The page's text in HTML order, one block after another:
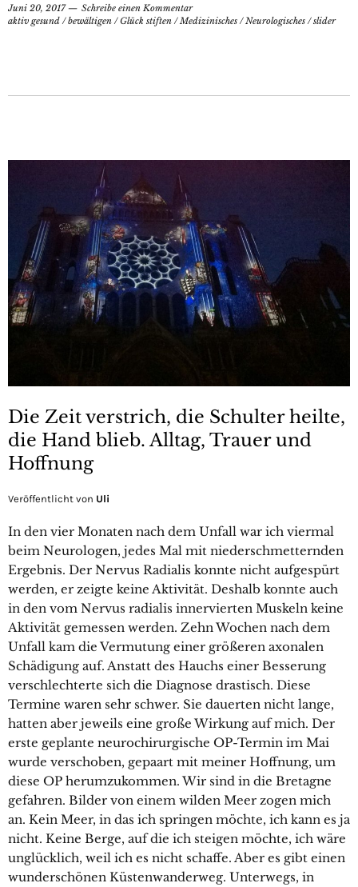
Juni 20, 2017
Schreibe einen Kommentar
aktiv gesund /bewältigen /Glück stiften /Medizinisches /Neurologisches /slider
Die Zeit verstrich, die Schulter heilte,
die Hand blieb. Alltag, Trauer und
Hoffnung
Veröffentlicht von Uli
In den vier Monaten nach dem Unfall war ich viermal
beim Neurologen, jedes Mal mit niederschmetternden
Ergebnis. Der Nervus Radialis konnte nicht aufgespürt
werden, er zeigte keine Aktivität. Deshalb konnte auch
in den vom Nervus radialis innervierten Muskeln keine
Aktivität gemessen werden. Zehn Wochen nach dem
Unfall kam die Vermutung einer größeren axonalen
Schädigung auf. Anstatt des Hauchs einer Besserung
verschlechterte sich die Diagnose drastisch. Diese
Termine waren sehr schwer. Sie dauerten nicht lange,
hatten aber jeweils eine große Wirkung auf mich. Der
erste geplante neurochirurgische OP-Termin im Mai
wurde verschoben, gepaart mit meiner Hoffnung, um
diese OP herumzukommen. Wir sind in die Bretagne
gefahren. Bilder von einem wilden Meer zogen mich
an. Kein Meer, in das ich springen möchte, ich kann es ja
nicht. Keine Berge, auf die ich steigen möchte, ich wäre
unglücklich, weil ich es nicht schaffe. Aber es gibt einen
wunderschönen Küstenwanderweg. Unterwegs, in